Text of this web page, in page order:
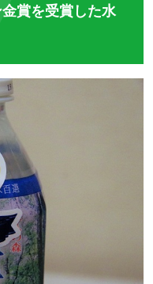
賞を受賞した水